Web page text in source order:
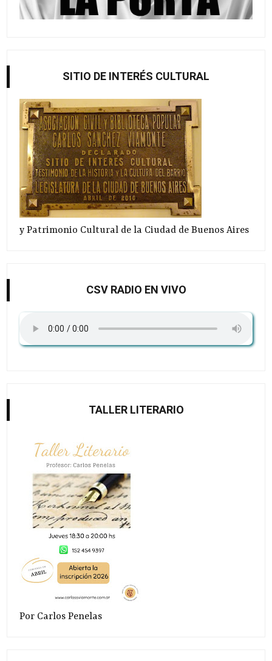
SITIO DE INTERÉS CULTURAL
y Patrimonio Cultural de la Ciudad de Buenos Aires
CSV RADIO EN VIVO
TALLER LITERARIO
Por Carlos Penelas